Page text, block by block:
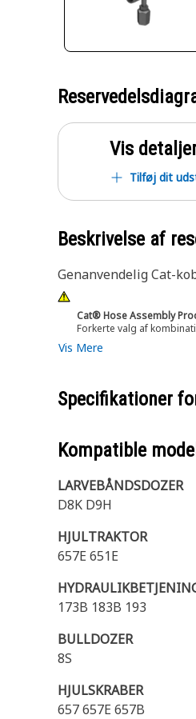
Vis
Tilføj dit
Beskrivelse af
Genanvendelig Cat-
Cat® Hose Assembly
Forkerte valg af
Vis Mere
Specifikationer
Kompatible
LARVEBÅNDSDOZER
D8K D9H
HJULTRAKTOR
657E 651E
173B 183B 193
BULLDOZER
8S
HJULSKRABER
657 657E 657B